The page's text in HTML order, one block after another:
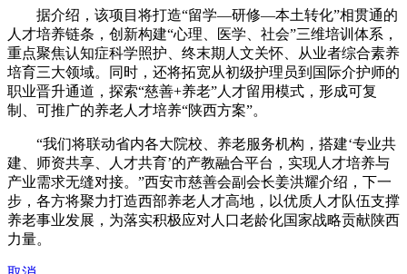
据介绍，该项目将打造“留学—研修—本土转化”相贯通的
人才培养链条，创新构建“心理、医学、社会”三维培训体系，
重点聚焦认知症科学照护、终末期人文关怀、从业者综合素养
培育三大领域。同时，还将拓宽从初级护理员到国际介护师的
职业晋升通道，探索“慈善+养老”人才留用模式，形成可复
制、可推广的养老人才培养“陕西方案”。
“我们将联动省内各大院校、养老服务机构，搭建‘专业共
建、师资共享、人才共育’的产教融合平台，实现人才培养与
产业需求无缝对接。”西安市慈善会副会长姜洪耀介绍，下一
步，各方将聚力打造西部养老人才高地，以优质人才队伍支撑
养老事业发展，为落实积极应对人口老龄化国家战略贡献陕西
力量。